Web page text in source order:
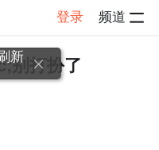
登录 频道
帖子详情
别打扮了
新